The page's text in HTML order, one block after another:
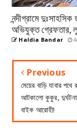
নন্দীগ্রামে
অভিযুক্ত গ্রেফতার,
Haldia Bandar
Previous
মেয়ের বাড়ি যাবার পথে
আটকালো কুকুর,
বাইক আরোহী!